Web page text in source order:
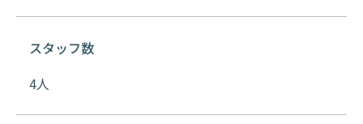
スタッフ数
4人